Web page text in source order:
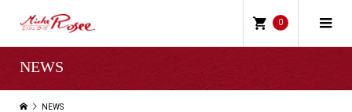
0
NEWS
NEWS